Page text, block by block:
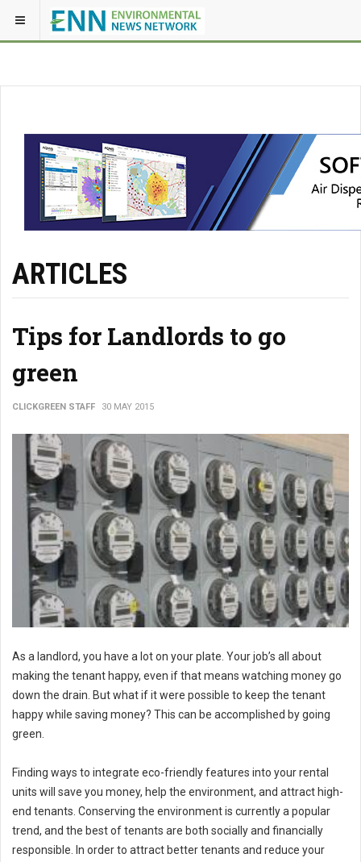
ARTICLES
Tips for Landlords to go
green
CLICKGREEN STAFF 30 MAY 2015
As a landlord, you have a lot on your plate. Your job’s all about
making the tenant happy, even if that means watching money go
down the drain. But what if it were possible to keep the tenant
happy while saving money? This can be accomplished by going
green.
Finding ways to integrate eco-friendly features into your rental
units will save you money, help the environment, and attract high-
end tenants. Conserving the environment is currently a popular
trend, and the best of tenants are both socially and financially
responsible. In order to attract better tenants and reduce your